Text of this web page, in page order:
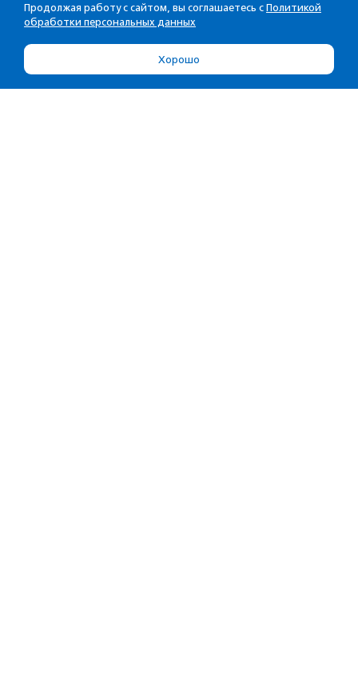
Продолжая работу с сайтом, вы соглашаетесь с Политикой
обработки персональных данных
Хорошо